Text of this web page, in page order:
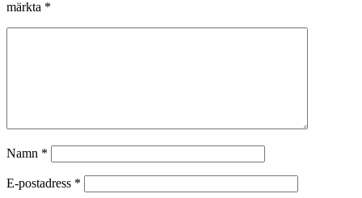
märkta *
Namn *
E-postadress *